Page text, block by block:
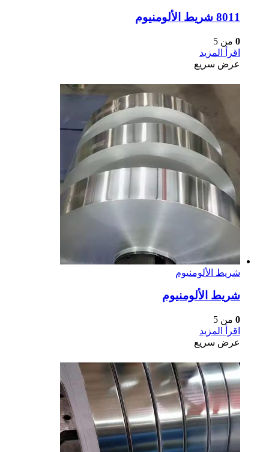
8011 شريط الألومنيوم
0 من 5
اقرأ المزيد
عرض سريع
شريط الألومنيوم
شريط الألومنيوم
0 من 5
اقرأ المزيد
عرض سريع